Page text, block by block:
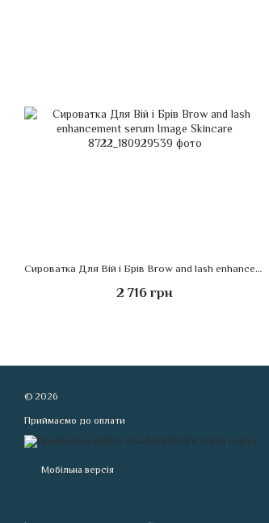
Сироватка Для Вій і Брів Brow and lash enhancement serum Image Skincare
2 716 грн
© 2026
Приймаємо до оплати
Мобільна версія